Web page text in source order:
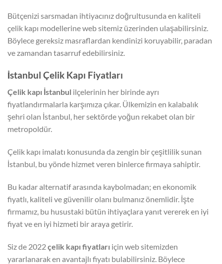
Bütçenizi sarsmadan ihtiyacınız doğrultusunda en kaliteli
çelik kapı modellerine web sitemiz üzerinden ulaşabilirsiniz.
Böylece gereksiz masraflardan kendinizi koruyabilir, paradan
ve zamandan tasarruf edebilirsiniz.
İstanbul Çelik Kapı Fiyatları
Çelik kapı İstanbul ilçelerinin her birinde ayrı
fiyatlandırmalarla karşımıza çıkar. Ülkemizin en kalabalık
şehri olan İstanbul, her sektörde yoğun rekabet olan bir
metropoldür.
Çelik kapı imalatı konusunda da zengin bir çeşitlilik sunan
İstanbul, bu yönde hizmet veren binlerce firmaya sahiptir.
Bu kadar alternatif arasında kaybolmadan; en ekonomik
fiyatlı, kaliteli ve güvenilir olanı bulmanız önemlidir. İşte
firmamız, bu husustaki bütün ihtiyaçlara yanıt vererek en iyi
fiyat ve en iyi hizmeti bir araya getirir.
Siz de 2022çelik kapı fiyatları için web sitemizden
yararlanarak en avantajlı fiyatı bulabilirsiniz. Böylece